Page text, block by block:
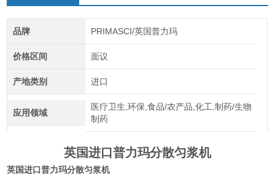
品牌 PRIMASCI/英国普力玛
价格区间 面议
产地类别 进口
应用领域
医疗卫生,环保,食品/农产品,化工,制药/生物
制药
英国进口普力玛分散匀浆机
英国进口普力玛分散匀浆机